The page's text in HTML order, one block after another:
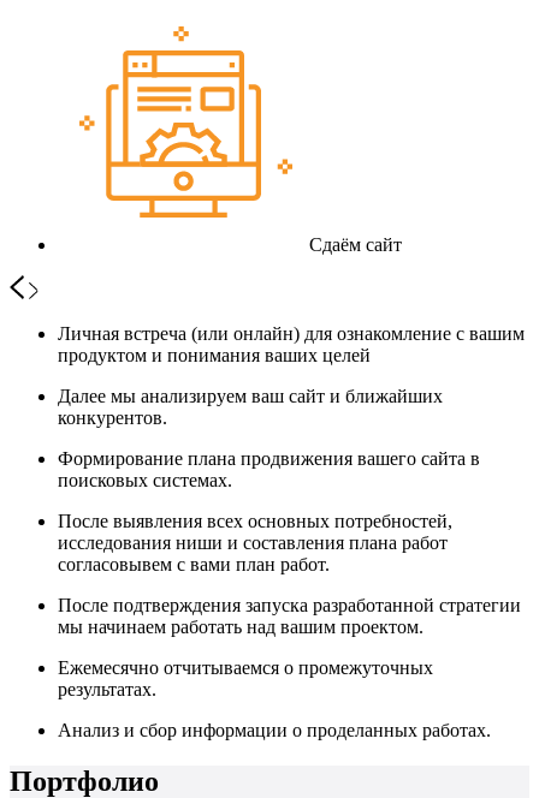
Сдаём сайт
Личная встреча (или онлайн) для ознакомление с вашим
продуктом и понимания ваших целей
Далее мы анализируем ваш сайт и ближайших
конкурентов.
Формирование плана продвижения вашего сайта в
поисковых системах.
После выявления всех основных потребностей,
исследования ниши и составления плана работ
согласовывем с вами план работ.
После подтверждения запуска разработанной стратегии
мы начинаем работать над вашим проектом.
Ежемесячно отчитываемся о промежуточных
результатах.
Анализ и сбор информации о проделанных работах.
Портфолио